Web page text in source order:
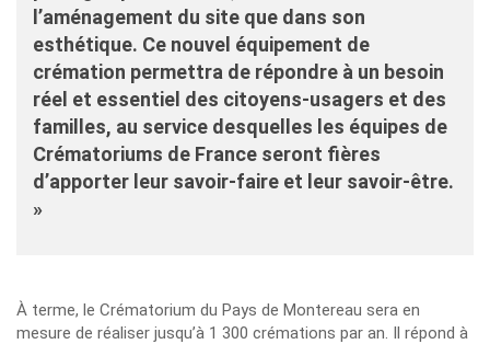
l’aménagement du site que dans son
esthétique. Ce nouvel équipement de
crémation permettra de répondre à un besoin
réel et essentiel des citoyens-usagers et des
familles, au service desquelles les équipes de
Crématoriums de France seront fières
d’apporter leur savoir-faire et leur savoir-être.
»
À terme, le Crématorium du Pays de Montereau sera en
mesure de réaliser jusqu’à 1 300 crémations par an. Il répond à